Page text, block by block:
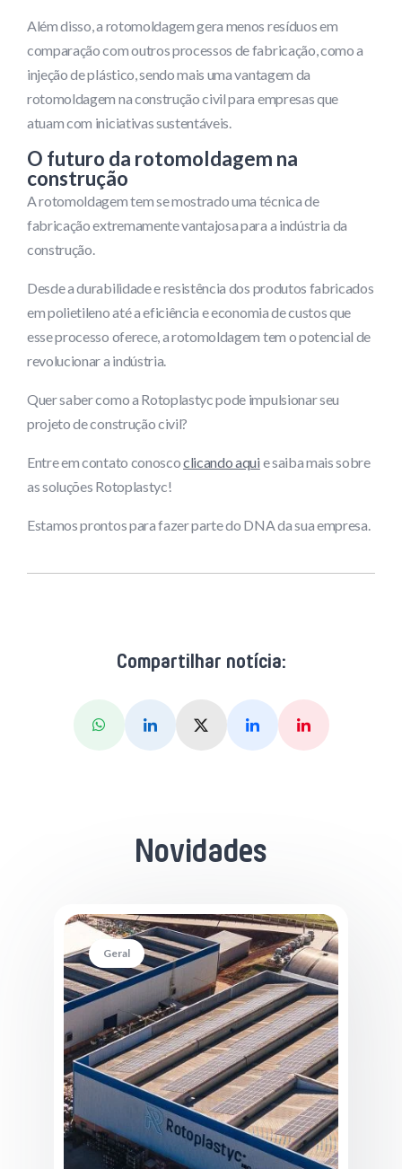
Além disso, a rotomoldagem gera menos resíduos em
comparação com outros processos de fabricação, como a
injeção de plástico, sendo mais uma vantagem da
rotomoldagem na construção civil para empresas que
atuam com iniciativas sustentáveis.
O futuro da rotomoldagem na
construção
A rotomoldagem tem se mostrado uma técnica de
fabricação extremamente vantajosa para a indústria da
construção.
Desde a durabilidade e resistência dos produtos fabricados
em polietileno até a eficiência e economia de custos que
esse processo oferece, a rotomoldagem tem o potencial de
revolucionar a indústria.
Quer saber como a Rotoplastyc pode impulsionar seu
projeto de construção civil?
Entre em contato conoscoclicando aqui e saiba mais sobre
as soluções Rotoplastyc!
Estamos prontos para fazer parte do DNA da sua empresa.
Compartilhar notícia:
WhatsappLinkedinX (Twitter)FacebookPinterest
Novidades
Geral